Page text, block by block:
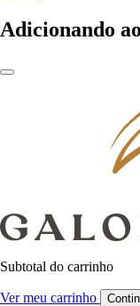
Adicionando
Subtotal do carrinho
Ver meu carrinho